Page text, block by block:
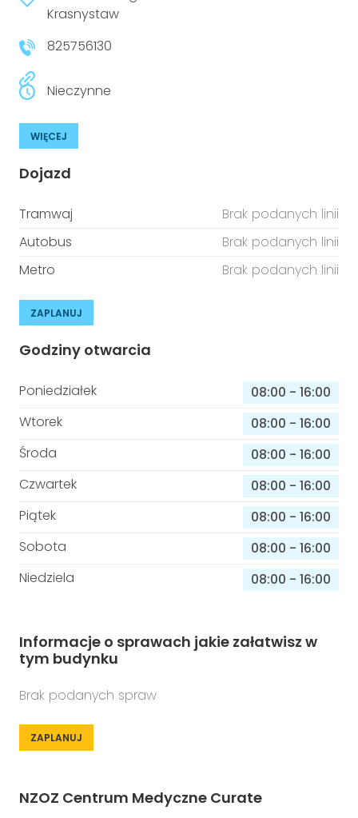
niepełnosprawnościami
Prawo
Prawa osób z niepełnosprawnościami
Aktualności
Urządzenia IoT
Krasnystaw
825756130
Nieczynne
WIĘCEJ
Dojazd
Tramwaj
Brak podanych linii
Autobus
Brak podanych linii
Metro
Brak podanych linii
ZAPLANUJ
Godziny otwarcia
Poniedziałek 08:00 - 16:00
Wtorek
08:00 - 16:00
Środa
08:00 - 16:00
Czwartek
08:00 - 16:00
Piątek
08:00 - 16:00
Sobota
08:00 - 16:00
Niedziela
08:00 - 16:00
Informacje o sprawach jakie załatwisz w
tym budynku
Brak podanych spraw
ZAPLANUJ
NZOZ Centrum Medyczne Curate